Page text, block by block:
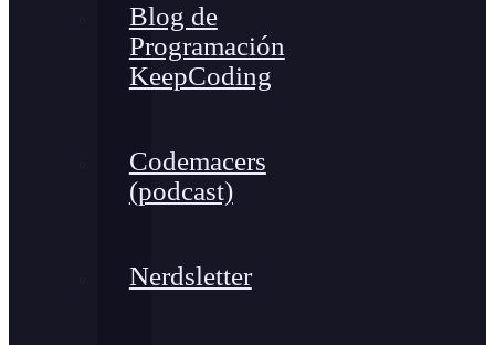
Blog de
Programación
KeepCoding
Codemacers
(podcast)
Nerdsletter